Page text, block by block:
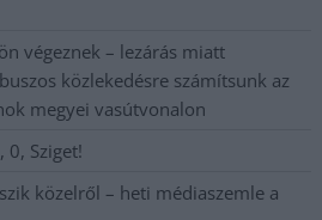
végeznek – lezárás miatt
közlekedésre számítsunk az
megyei vasútvonalon
0, Sziget!
közelről – heti médiaszemle a